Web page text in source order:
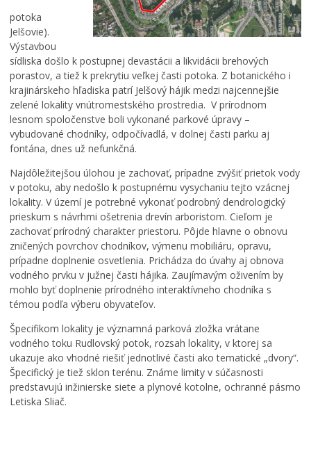
potoka
Jelšovie).
Výstavbou
sídliska došlo k postupnej devastácii a likvidácii brehových
porastov, a tiež k prekrytiu veľkej časti potoka. Z botanického i
krajinárskeho hľadiska patrí Jelšový hájik medzi najcennejšie
zelené lokality vnútromestského prostredia. V prírodnom
lesnom spoločenstve boli vykonané parkové úpravy –
vybudované chodníky, odpočívadlá, v dolnej časti parku aj
fontána, dnes už nefunkčná.
Najdôležitejšou úlohou je zachovať, prípadne zvýšiť prietok vody
v potoku, aby nedošlo k postupnému vysychaniu tejto vzácnej
lokality. V území je potrebné vykonať podrobný dendrologický
prieskum s návrhmi ošetrenia drevín arboristom. Cieľom je
zachovať prírodný charakter priestoru. Pôjde hlavne o obnovu
zničených povrchov chodníkov, výmenu mobiliáru, opravu,
prípadne doplnenie osvetlenia. Prichádza do úvahy aj obnova
vodného prvku v južnej časti hájika. Zaujímavým oživením by
mohlo byť doplnenie prírodného interaktívneho chodníka s
témou podľa výberu obyvateľov.
Špecifikom lokality je významná parková zložka vrátane
vodného toku Rudlovský potok, rozsah lokality, v ktorej sa
ukazuje ako vhodné riešiť jednotlivé časti ako tematické „dvory“.
Špecifický je tiež sklon terénu. Známe limity v súčasnosti
predstavujú inžinierske siete a plynové kotolne, ochranné pásmo
Letiska Sliač.